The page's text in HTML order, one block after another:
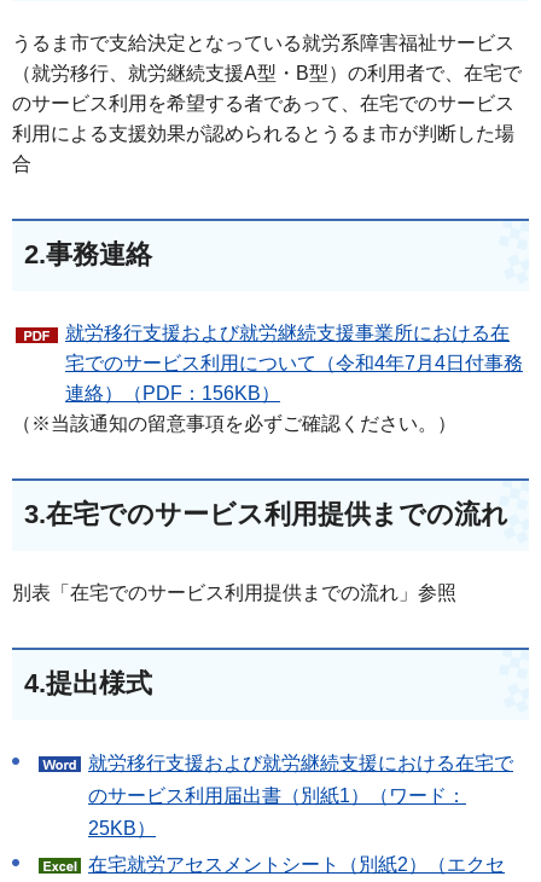
うるま市で支給決定となっている就労系障害福祉サービス
（就労移行、就労継続支援A型・B型）の利用者で、在宅で
のサービス利用を希望する者であって、在宅でのサービス
利用による支援効果が認められるとうるま市が判断した場
合
2.事務連絡
就労移行支援および就労継続支援事業所における在
宅でのサービス利用について（令和4年7月4日付事務
連絡）（PDF：156KB）
（※当該通知の留意事項を必ずご確認ください。）
3.在宅でのサービス利用提供までの流れ
別表「在宅でのサービス利用提供までの流れ」参照
4.提出様式
就労移行支援および就労継続支援における在宅で
のサービス利用届出書（別紙1）（ワード：
25KB）
在宅就労アセスメントシート（別紙2）（エクセ